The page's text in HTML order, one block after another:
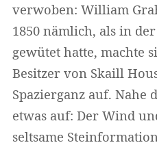
verwoben: William
1850 nämlich, als in
gewütet hatte, machte
Besitzer von Skaill
Spazierganz auf. Nahe
etwas auf: Der Wind
seltsame